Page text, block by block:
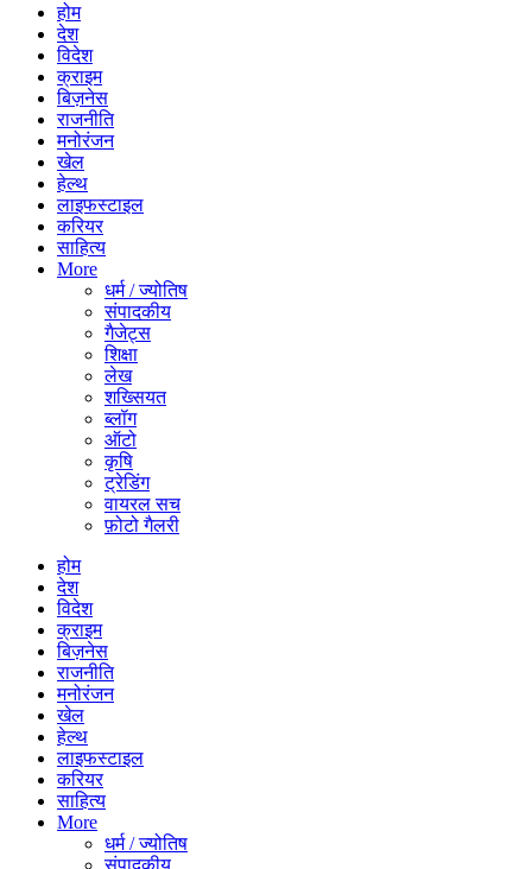
होम
देश
विदेश
क्राइम
बिज़नेस
राजनीति
मनोरंजन
खेल
हेल्थ
लाइफस्टाइल
करियर
साहित्य
More
धर्म / ज्योतिष
संपादकीय
गैजेट्स
शिक्षा
लेख
शख्सियत
ब्लॉग
ऑटो
कृषि
ट्रेडिंग
वायरल सच
फ़ोटो गैलरी
होम
देश
विदेश
क्राइम
बिज़नेस
राजनीति
मनोरंजन
खेल
हेल्थ
लाइफस्टाइल
करियर
साहित्य
More
धर्म / ज्योतिष
संपादकीय